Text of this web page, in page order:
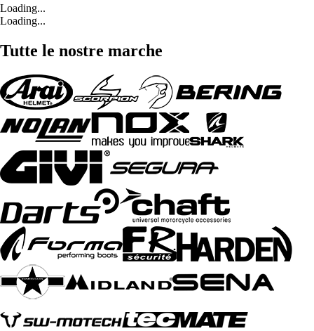
Loading...
Loading...
Tutte le nostre marche